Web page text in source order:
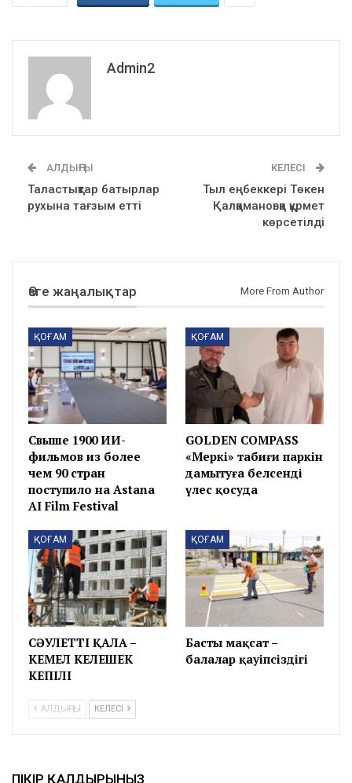
Admin2
АЛДЫҢҒЫ
Таластықтар батырлар
рухына тағзым етті
КЕЛЕСІ
Тыл еңбеккері Төкен
Қалқамановқа құрмет
көрсетілді
Өзге жаңалықтар More From Author
ҚОҒАМ
Свыше 1900 ИИ-
фильмов из более
чем 90 стран
поступило на Astana
AI Film Festival
ҚОҒАМ
GOLDEN COMPASS
«Меркі» табиғи паркін
дамытуға белсенді
үлес қосуда
ҚОҒАМ
СӘУЛЕТТІ ҚАЛА –
КЕМЕЛ КЕЛЕШЕК
КЕПІЛІ
ҚОҒАМ
Басты мақсат –
балалар қауіпсіздігі
АЛДЫҢҒЫ КЕЛЕСІ
ПІКІР ҚАЛДЫРЫНЫЗ